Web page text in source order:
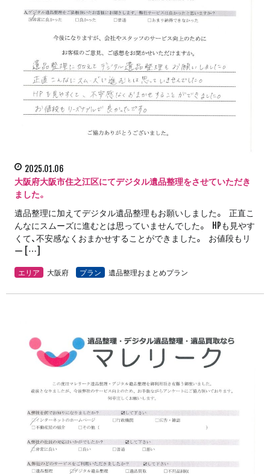
2025.01.06
大阪府大阪市住之江区にてデジタル遺品整理をさせていただき
ました。
遺品整理に加えてデジタル遺品整理もお願いしました。 正直こ
んなにスムーズに進むとは思っていませんでした。 HPも見やす
くて、不安感なくおまかせすることができました。 お値段もリ
ー […]
エリア 大阪府 プラン 遺品整理おまとめプラン